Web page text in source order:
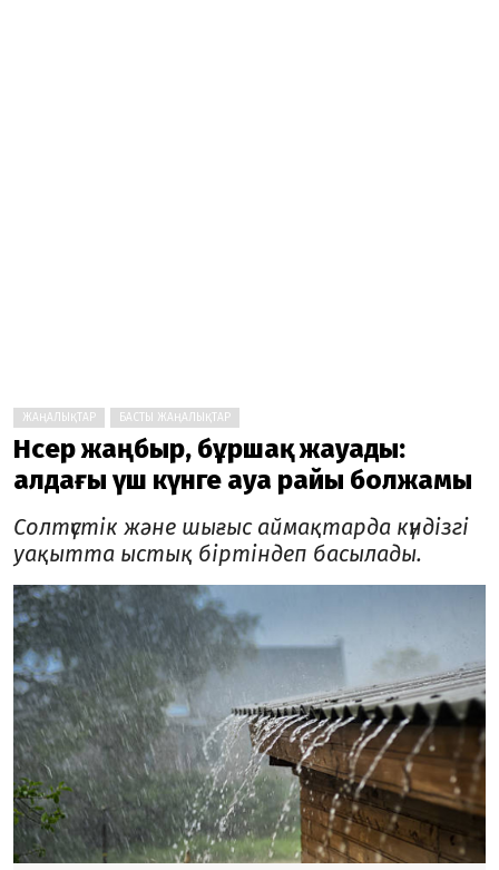
ЖАҢАЛЫҚТАР БАСТЫ ЖАҢАЛЫҚТАР
Нөсер жаңбыр, бұршақ жауады:
алдағы үш күнге ауа райы болжамы
Солтүстік және шығыс аймақтарда күндізгі
уақытта ыстық біртіндеп басылады.